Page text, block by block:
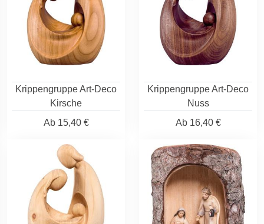
Krippengruppe Art-Deco
Kirsche
Ab15,40 €
Krippengruppe Art-Deco
Nuss
Ab16,40 €